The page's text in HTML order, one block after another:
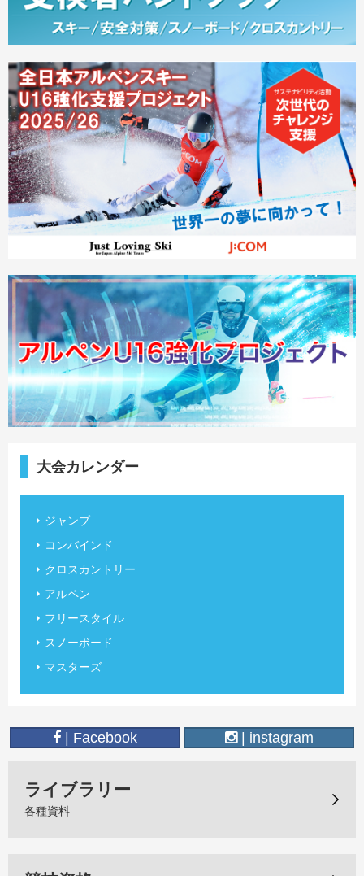
大会カレンダー
ジャンプ
コンバインド
クロスカントリー
アルペン
フリースタイル
スノーボード
マスターズ
| Facebook | instagram
ライブラリー
各種資料